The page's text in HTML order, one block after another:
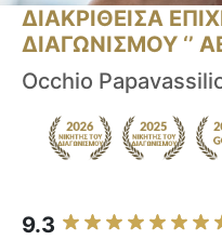
ΔΙΑΚΡΙΘΕΙΣΑ
ΔΙΑΓΩΝΙΣΜΟΥ ‘’
Occhio
9.3